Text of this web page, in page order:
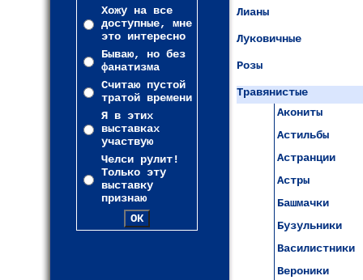
Хожу на все
доступные, мне
это интересно
Бываю, но без
фанатизма
Считаю пустой
тратой времени
Я в этих
выставках
участвую
Челси рулит!
Только эту
выставку
признаю
Лианы
Луковичные
Розы
Травянистые
Акониты
Астильбы
Астранции
Астры
Башмачки
Бузульники
Василистники
Вероники